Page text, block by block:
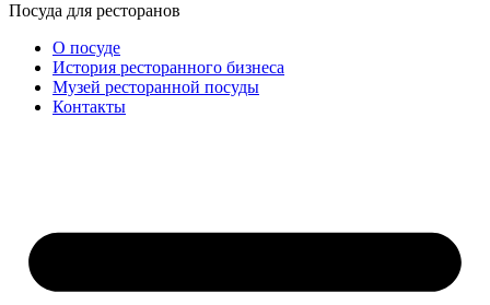
Посуда для ресторанов
О посуде
История ресторанного бизнеса
Музей ресторанной посуды
Контакты